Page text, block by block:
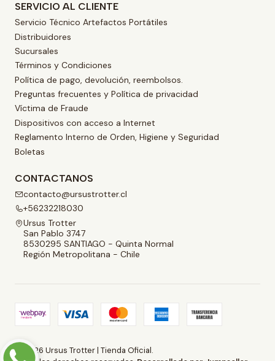
SERVICIO AL CLIENTE
Servicio Técnico Artefactos Portátiles
Distribuidores
Sucursales
Términos y Condiciones
Política de pago, devolución, reembolsos.
Preguntas frecuentes y Política de privacidad
Víctima de Fraude
Dispositivos con acceso a Internet
Reglamento Interno de Orden, Higiene y Seguridad
Boletas
CONTACTANOS
contacto@ursustrotter.cl
+56232218030
Ursus Trotter
San Pablo 3747
8530295 SANTIAGO - Quinta Normal
Región Metropolitana - Chile
2026 Ursus Trotter | Tienda Oficial.